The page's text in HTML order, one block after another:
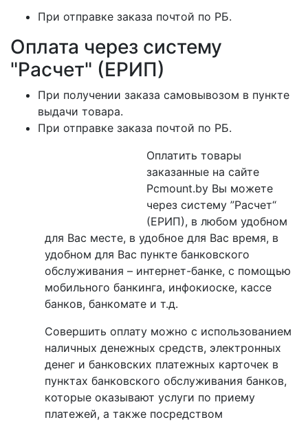
При отправке заказа почтой по РБ.
Оплата через систему
"Расчет" (ЕРИП)
При получении заказа самовывозом в пункте
выдачи товара.
При отправке заказа почтой по РБ.
Оплатить товары
заказанные на сайте
Pcmount.by Вы можете
через систему ”Расчет“
(ЕРИП), в любом удобном
для Вас месте, в удобное для Вас время, в
удобном для Вас пункте банковского
обслуживания – интернет-банке, с помощью
мобильного банкинга, инфокиоске, кассе
банков, банкомате и т.д.
Совершить оплату можно с использованием
наличных денежных средств, электронных
денег и банковских платежных карточек в
пунктах банковского обслуживания банков,
которые оказывают услуги по приему
платежей, а также посредством